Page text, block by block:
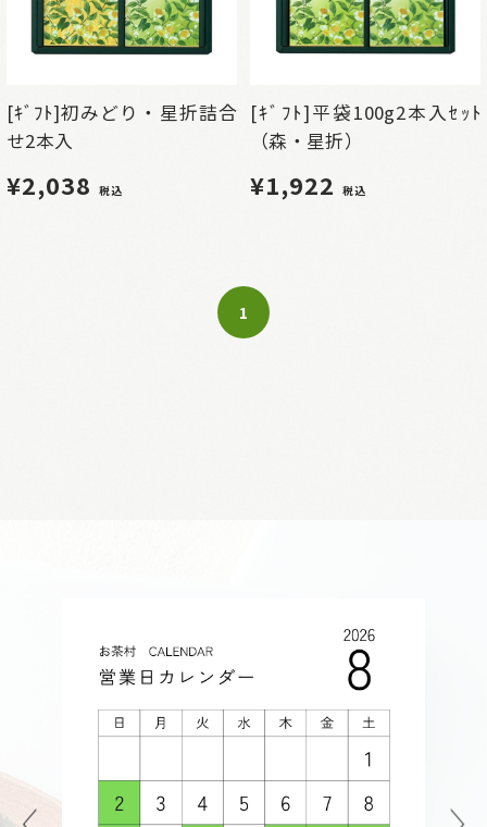
[ｷﾞﾌﾄ]初みどり・星折詰合
せ2本入
¥2,038 税込
[ｷﾞﾌﾄ]平袋100g2本入ｾｯﾄ
（森・星折）
¥1,922 税込
1